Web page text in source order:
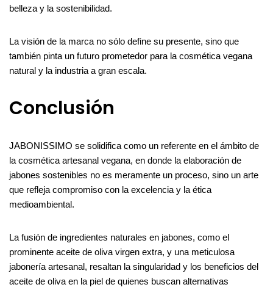
belleza y la sostenibilidad.
La visión de la marca no sólo define su presente, sino que
también pinta un futuro prometedor para la cosmética vegana
natural y la industria a gran escala.
Conclusión
JABONISSIMO se solidifica como un referente en el ámbito de
la cosmética artesanal vegana, en donde la elaboración de
jabones sostenibles no es meramente un proceso, sino un arte
que refleja compromiso con la excelencia y la ética
medioambiental.
La fusión de ingredientes naturales en jabones, como el
prominente aceite de oliva virgen extra, y una meticulosa
jabonería artesanal, resaltan la singularidad y los beneficios del
aceite de oliva en la piel de quienes buscan alternativas